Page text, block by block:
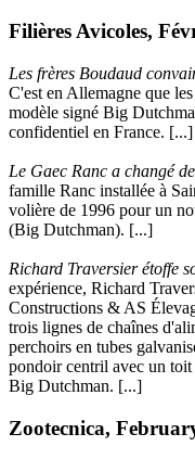
Filières Avicoles,
Les frères Boudaud
C'est en Allemagne que
modèle signé Big
confidentiel en France. [...]
Le Gaec Ranc a changé
famille Ranc installée à
volière de 1996 pour un
(Big Dutchman). [...]
Richard Traversier étoffe
expérience, Richard
Constructions & AS
trois lignes de chaînes
perchoirs en tubes
pondoir centril avec un
Big Dutchman. [...]
Zootecnica,